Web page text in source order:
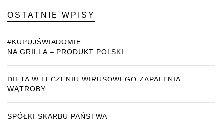
OSTATNIE WPISY
#KUPUJŚWIADOMIE
NA GRILLA – PRODUKT POLSKI
DIETA W LECZENIU WIRUSOWEGO ZAPALENIA
WĄTROBY
SPÓŁKI SKARBU PAŃSTWA